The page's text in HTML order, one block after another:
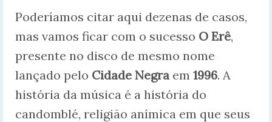
Poderíamos citar aqui dezenas de casos,
mas vamos ficar com o sucesso O Erê,
presente no disco de mesmo nome
lançado pelo Cidade Negraem 1996. A
história da música é a história do
candomblé, religião anímica em que seus